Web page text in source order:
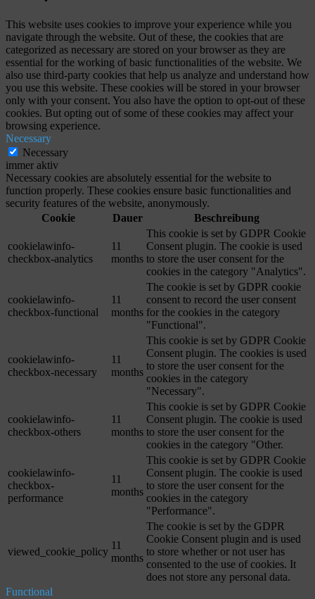
This website uses cookies to improve your experience while you
navigate through the website. Out of these, the cookies that are
categorized as necessary are stored on your browser as they are
essential for the working of basic functionalities of the website. We
also use third-party cookies that help us analyze and understand how
you use this website. These cookies will be stored in your browser
only with your consent. You also have the option to opt-out of these
cookies. But opting out of some of these cookies may affect your
browsing experience.
Necessary
Necessary
immer aktiv
Necessary cookies are absolutely essential for the website to
function properly. These cookies ensure basic functionalities and
security features of the website, anonymously.
Cookie
Dauer Beschreibung
cookielawinfo-
checkbox-analytics
11
months
This cookie is set by GDPR Cookie
Consent plugin. The cookie is used
to store the user consent for the
cookies in the category "Analytics".
cookielawinfo-
checkbox-functional
11
months
The cookie is set by GDPR cookie
consent to record the user consent
for the cookies in the category
"Functional".
cookielawinfo-
checkbox-necessary
11
months
This cookie is set by GDPR Cookie
Consent plugin. The cookies is used
to store the user consent for the
cookies in the category
"Necessary".
cookielawinfo-
checkbox-others
11
months
This cookie is set by GDPR Cookie
Consent plugin. The cookie is used
to store the user consent for the
cookies in the category "Other.
cookielawinfo-
checkbox-
performance
11
months
This cookie is set by GDPR Cookie
Consent plugin. The cookie is used
to store the user consent for the
cookies in the category
"Performance".
viewed_cookie_policy
11
months
The cookie is set by the GDPR
Cookie Consent plugin and is used
to store whether or not user has
consented to the use of cookies. It
does not store any personal data.
Functional